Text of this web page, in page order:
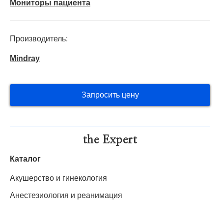
Мониторы пациента
Производитель:
Mindray
Запросить цену
the Expert
Каталог
Акушерство и гинекология
Анестезиология и реанимация